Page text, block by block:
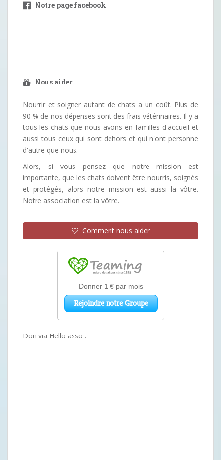
Notre page facebook
Nous aider
Nourrir et soigner autant de chats a un coût. Plus de
90 % de nos dépenses sont des frais vétérinaires. Il y a
tous les chats que nous avons en familles d'accueil et
aussi tous ceux qui sont dehors et qui n'ont personne
d'autre que nous.
Alors, si vous pensez que notre mission est
importante, que les chats doivent être nourris, soignés
et protégés, alors notre mission est aussi la vôtre.
Notre association est la vôtre.
Comment nous aider
Don via Hello asso :